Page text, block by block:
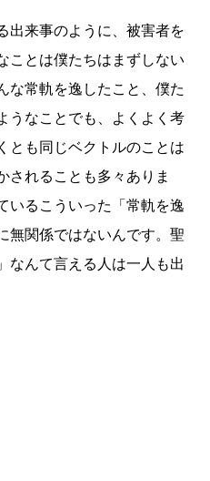
出来事のように、被害者を
ことは僕たちはまずしない
な常軌を逸したこと、僕た
うなことでも、よくよく考
とも同じベクトルのことは
されることも多々ありま
いるこういった「常軌を逸
無関係ではないんです。聖
なんて言える人は一人も出